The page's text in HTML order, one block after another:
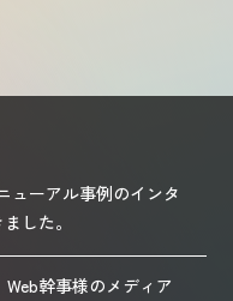
ューアル事例のインタ
した。
幹事様のメディア